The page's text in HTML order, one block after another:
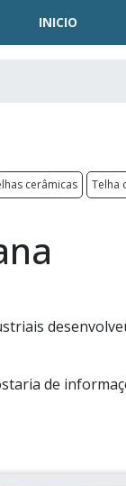
INICIO
cerâmicas Telha
de